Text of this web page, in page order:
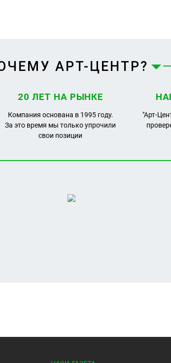
АРТ-ЦЕНТР?
20 ЛЕТ НА РЫНКЕ
Компания основана в 1995 году.
За это время мы только упрочили
свои позиции
"Арт-